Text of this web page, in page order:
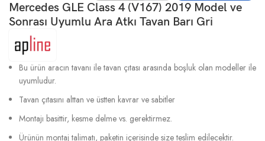
Mercedes GLE Class 4 (V167) 2019 Model ve
Sonrası Uyumlu Ara Atkı Tavan Barı Gri
Bu ürün aracın tavanı ile tavan çıtası arasında boşluk olan modeller ile
uyumludur.
Tavan çıtasını alttan ve üstten kavrar ve sabitler
Montajı basittir, kesme delme vs. gerektirmez.
Ürünün montaj talimatı, paketin içerisinde size teslim edilecektir.